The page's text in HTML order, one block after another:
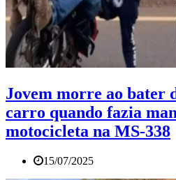
Jovem morre ao bater
carro quando fazia
motocicleta na MS-338
15/07/2025